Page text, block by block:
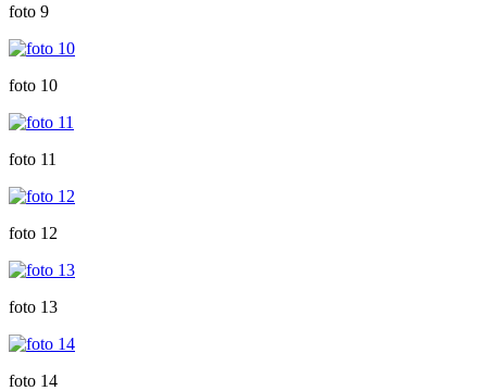
foto 9
foto 10
foto 11
foto 12
foto 13
foto 14